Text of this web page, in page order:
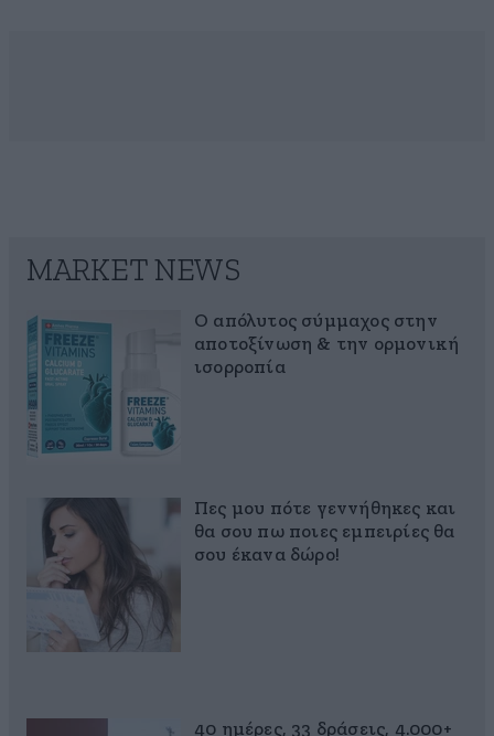
MARKET NEWS
Ο απόλυτος σύμμαχος στην
αποτοξίνωση & την ορμονική
ισορροπία
Πες μου πότε γεννήθηκες και
θα σου πω ποιες εμπειρίες θα
σου έκανα δώρο!
40 ημέρες, 33 δράσεις, 4.000+